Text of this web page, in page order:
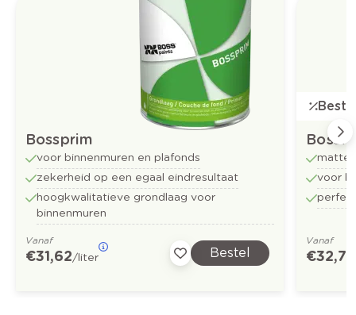
Bossprim
voor binnenmuren en plafonds
zekerheid op een egaal eindresultaat
hoogkwalitatieve grondlaag voor
binnenmuren
Vanaf
€ 31,62/liter Bestel
matte
voor
Vanaf
€ 32,73